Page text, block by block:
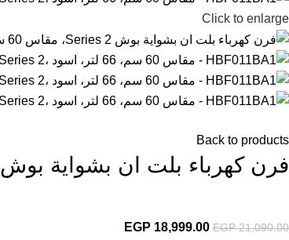
Click to enlarge
Back to products
فرن كهرباء بلت ان بشواية بوش Series 2، مقاس 60 سم، 66 لتر، اسود – HBF011BA1
EGP21,090.00
EGP 18,999.00